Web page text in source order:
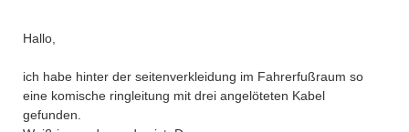
Hallo,
ich habe hinter der seitenverkleidung im Fahrerfußraum so
eine komische ringleitung mit drei angelöteten Kabel
gefunden.